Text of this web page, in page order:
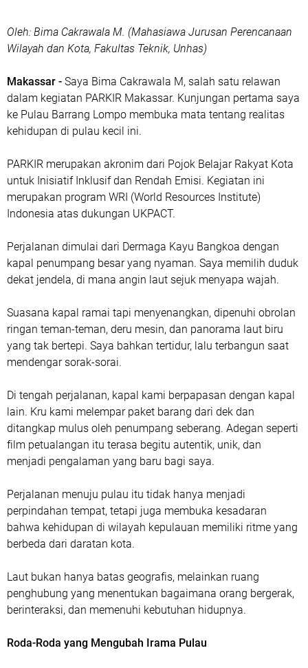
Oleh: Bima Cakrawala M. (Mahasiawa Jurusan Perencanaan
Wilayah dan Kota, Fakultas Teknik, Unhas)
Makassar - Saya Bima Cakrawala M, salah satu relawan
dalam kegiatan PARKIR Makassar. Kunjungan pertama saya
ke Pulau Barrang Lompo membuka mata tentang realitas
kehidupan di pulau kecil ini.
PARKIR merupakan akronim dari Pojok Belajar Rakyat Kota
untuk Inisiatif Inklusif dan Rendah Emisi. Kegiatan ini
merupakan program WRI (World Resources Institute)
Indonesia atas dukungan UKPACT.
Perjalanan dimulai dari Dermaga Kayu Bangkoa dengan
kapal penumpang besar yang nyaman. Saya memilih duduk
dekat jendela, di mana angin laut sejuk menyapa wajah.
Suasana kapal ramai tapi menyenangkan, dipenuhi obrolan
ringan teman-teman, deru mesin, dan panorama laut biru
yang tak bertepi. Saya bahkan tertidur, lalu terbangun saat
mendengar sorak-sorai.
Di tengah perjalanan, kapal kami berpapasan dengan kapal
lain. Kru kami melempar paket barang dari dek dan
ditangkap mulus oleh penumpang seberang. Adegan seperti
film petualangan itu terasa begitu autentik, unik, dan
menjadi pengalaman yang baru bagi saya.
Perjalanan menuju pulau itu tidak hanya menjadi
perpindahan tempat, tetapi juga membuka kesadaran
bahwa kehidupan di wilayah kepulauan memiliki ritme yang
berbeda dari daratan kota.
Laut bukan hanya batas geografis, melainkan ruang
penghubung yang menentukan bagaimana orang bergerak,
berinteraksi, dan memenuhi kebutuhan hidupnya.
Roda-Roda yang Mengubah Irama Pulau